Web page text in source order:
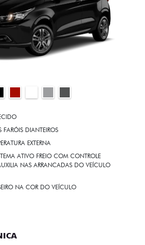
FARÓIS DIANTEIROS
EXTERNA
ATIVO FREIO COM CONTROLE
NAS ARRANCADAS DO VEÍCULO
NA COR DO VEÍCULO